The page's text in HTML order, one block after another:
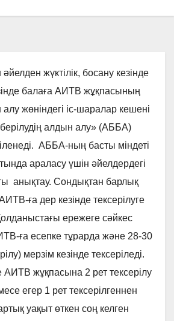
жүктілік, босану кезінде
балаға АИТВ жұқпасының
алу жөніндегі іс-шаралар кешені
алдын алу» (АББА)
АББА-ның басты міндеті
араласу үшін әйелдердегі
анықтау. Сондықтан барлық
ға дер кезінде тексерілуге
ережеге сәйкес
ға есепке тұрарда және 28-30
мерзім кезінде тексеріледі.
АИТВ жұқпасына 2 рет тексерілу
егер 1 рет тексерілгеннен
уақыт өткен соң келген